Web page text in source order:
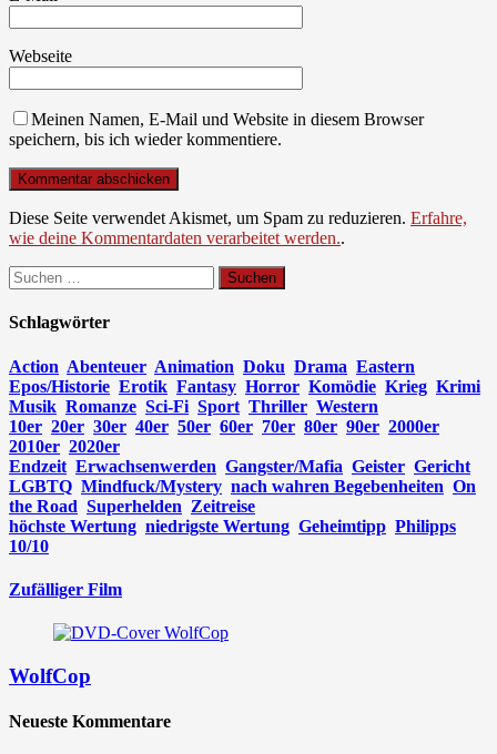
Webseite
Meinen Namen, E-Mail und Website in diesem Browser
speichern, bis ich wieder kommentiere.
Diese Seite verwendet Akismet, um Spam zu reduzieren. Erfahre,
wie deine Kommentardaten verarbeitet werden..
Suchen
nach:
Schlagwörter
Action Abenteuer Animation Doku Drama Eastern
Epos/Historie Erotik Fantasy Horror Komödie Krieg Krimi
Musik Romanze Sci-Fi Sport Thriller Western
10er 20er 30er 40er 50er 60er 70er 80er 90er 2000er
2010er 2020er
Endzeit Erwachsenwerden Gangster/Mafia Geister Gericht
LGBTQ Mindfuck/Mystery nach wahren Begebenheiten On
the Road Superhelden Zeitreise
höchste Wertung niedrigste Wertung Geheimtipp Philipps
10/10
Zufälliger Film
WolfCop
Neueste Kommentare